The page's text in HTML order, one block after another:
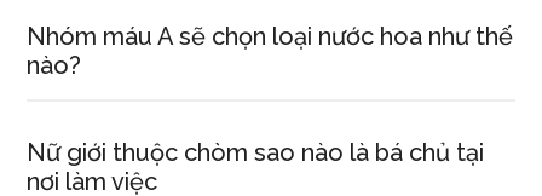
Nhóm máu A sẽ chọn loại nước hoa như thế
nào?
Nữ giới thuộc chòm sao nào là bá chủ tại
nơi làm việc